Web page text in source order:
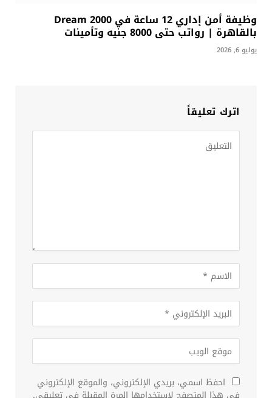
وظيفة أمن إداري 12 ساعة في Dream 2000
بالقاهرة | رواتب حتى 8000 جنيه وتأمينات
يوليو 6, 2026
اترك تعليقاً
احفظ اسمي، بريدي الإلكتروني، والموقع الإلكتروني